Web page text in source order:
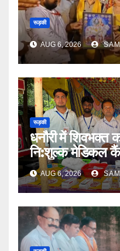
रूड़की
AUG 6, 2026
रूड़की
धनौरी में शिवभक्त
नि:शुल्क मेडिकल
AUG 6, 2026